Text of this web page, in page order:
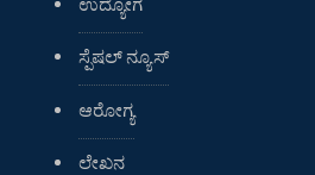
ಸ್ಪೆಷಲ್ ನ್ಯೂಸ್
ಆರೋಗ್ಯ
ಲೇಖನ